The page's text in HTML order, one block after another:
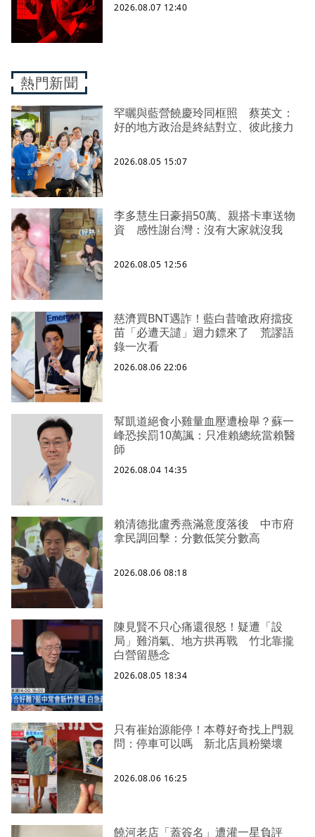
2026.08.07 12:40
熱門新聞
罕曬與藍營饒慶玲同框照 蔡英文：
好的地方政治是終結對立、彼此接力
2026.08.05 15:07
李多慧生日豪捐50萬、親搭卡車送物
資 感性謝台灣：沒有大家就沒我
2026.08.05 12:56
慈濟買BNT遇詐！藍白昔嗆政府擋疫
苗「必遭天譴」迴力鏢來了 荒謬語
錄一次看
2026.08.06 22:06
幫凱道絕食小雞量血壓遭檢舉？蘇一
峰恐挨罰10萬諷：只准賴總統當賴醫
師
2026.08.04 14:35
賴清德批盧秀燕滿意度落後 中市府
拿民調回擊：分數低笑分數高
2026.08.06 08:18
陳見賢不只心痛還很怒！疑遭「設
局」難消氣、地方拱再戰 竹北靠攏
白營留懸念
2026.08.05 18:34
只有崔始源能停！本尊好奇找上門親
問：停車可以嗎 新北店員粉樂壞
2026.08.06 16:25
饒河老店「蓋簽名」遭灌一星負評